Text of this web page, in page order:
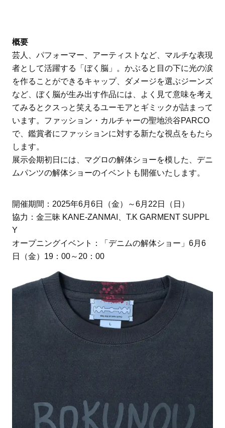
概要
芸人、パフォーマー、アーティストなど、マルチな表現
者として活躍する「ぼく脳」。かぶると目の下に光の涙
を作ることができるキャップ、ダメージを選ぶジーンズ
など、ぼく脳が生み出す作品には、よく見て意味を考え
てみるとクスっと笑えるユーモアとギミックが詰まって
います。ファッション・カルチャーの聖地渋谷PARCO
で、鑑賞者にファッションに対する新たな視点をもたら
します。
展示会期初日には、マグロの解体ショーを模した、デニ
ムパンツの解体ショーのイベントも開催いたします。
開催期間：2025年6月6日（金）～6月22日（日）
協力：金三昧 KANE-ZANMAI、T.K GARMENT SUPPL
Y
オープニングイベント：「デニムの解体ショー」6月6
日（金）19：00～20：00